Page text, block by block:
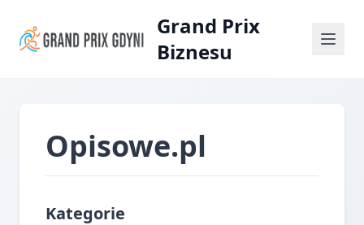
Grand Prix
Biznesu
Opisowe.pl
Kategorie